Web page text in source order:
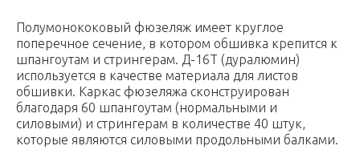
Полумонококовый фюзеляж имеет круглое
поперечное сечение, в котором обшивка крепится к
шпангоутам и стрингерам. Д-16Т (дуралюмин)
используется в качестве материала для листов
обшивки. Каркас фюзеляжа сконструирован
благодаря 60 шпангоутам (нормальными и
силовыми) и стрингерам в количестве 40 штук,
которые являются силовыми продольными балками.